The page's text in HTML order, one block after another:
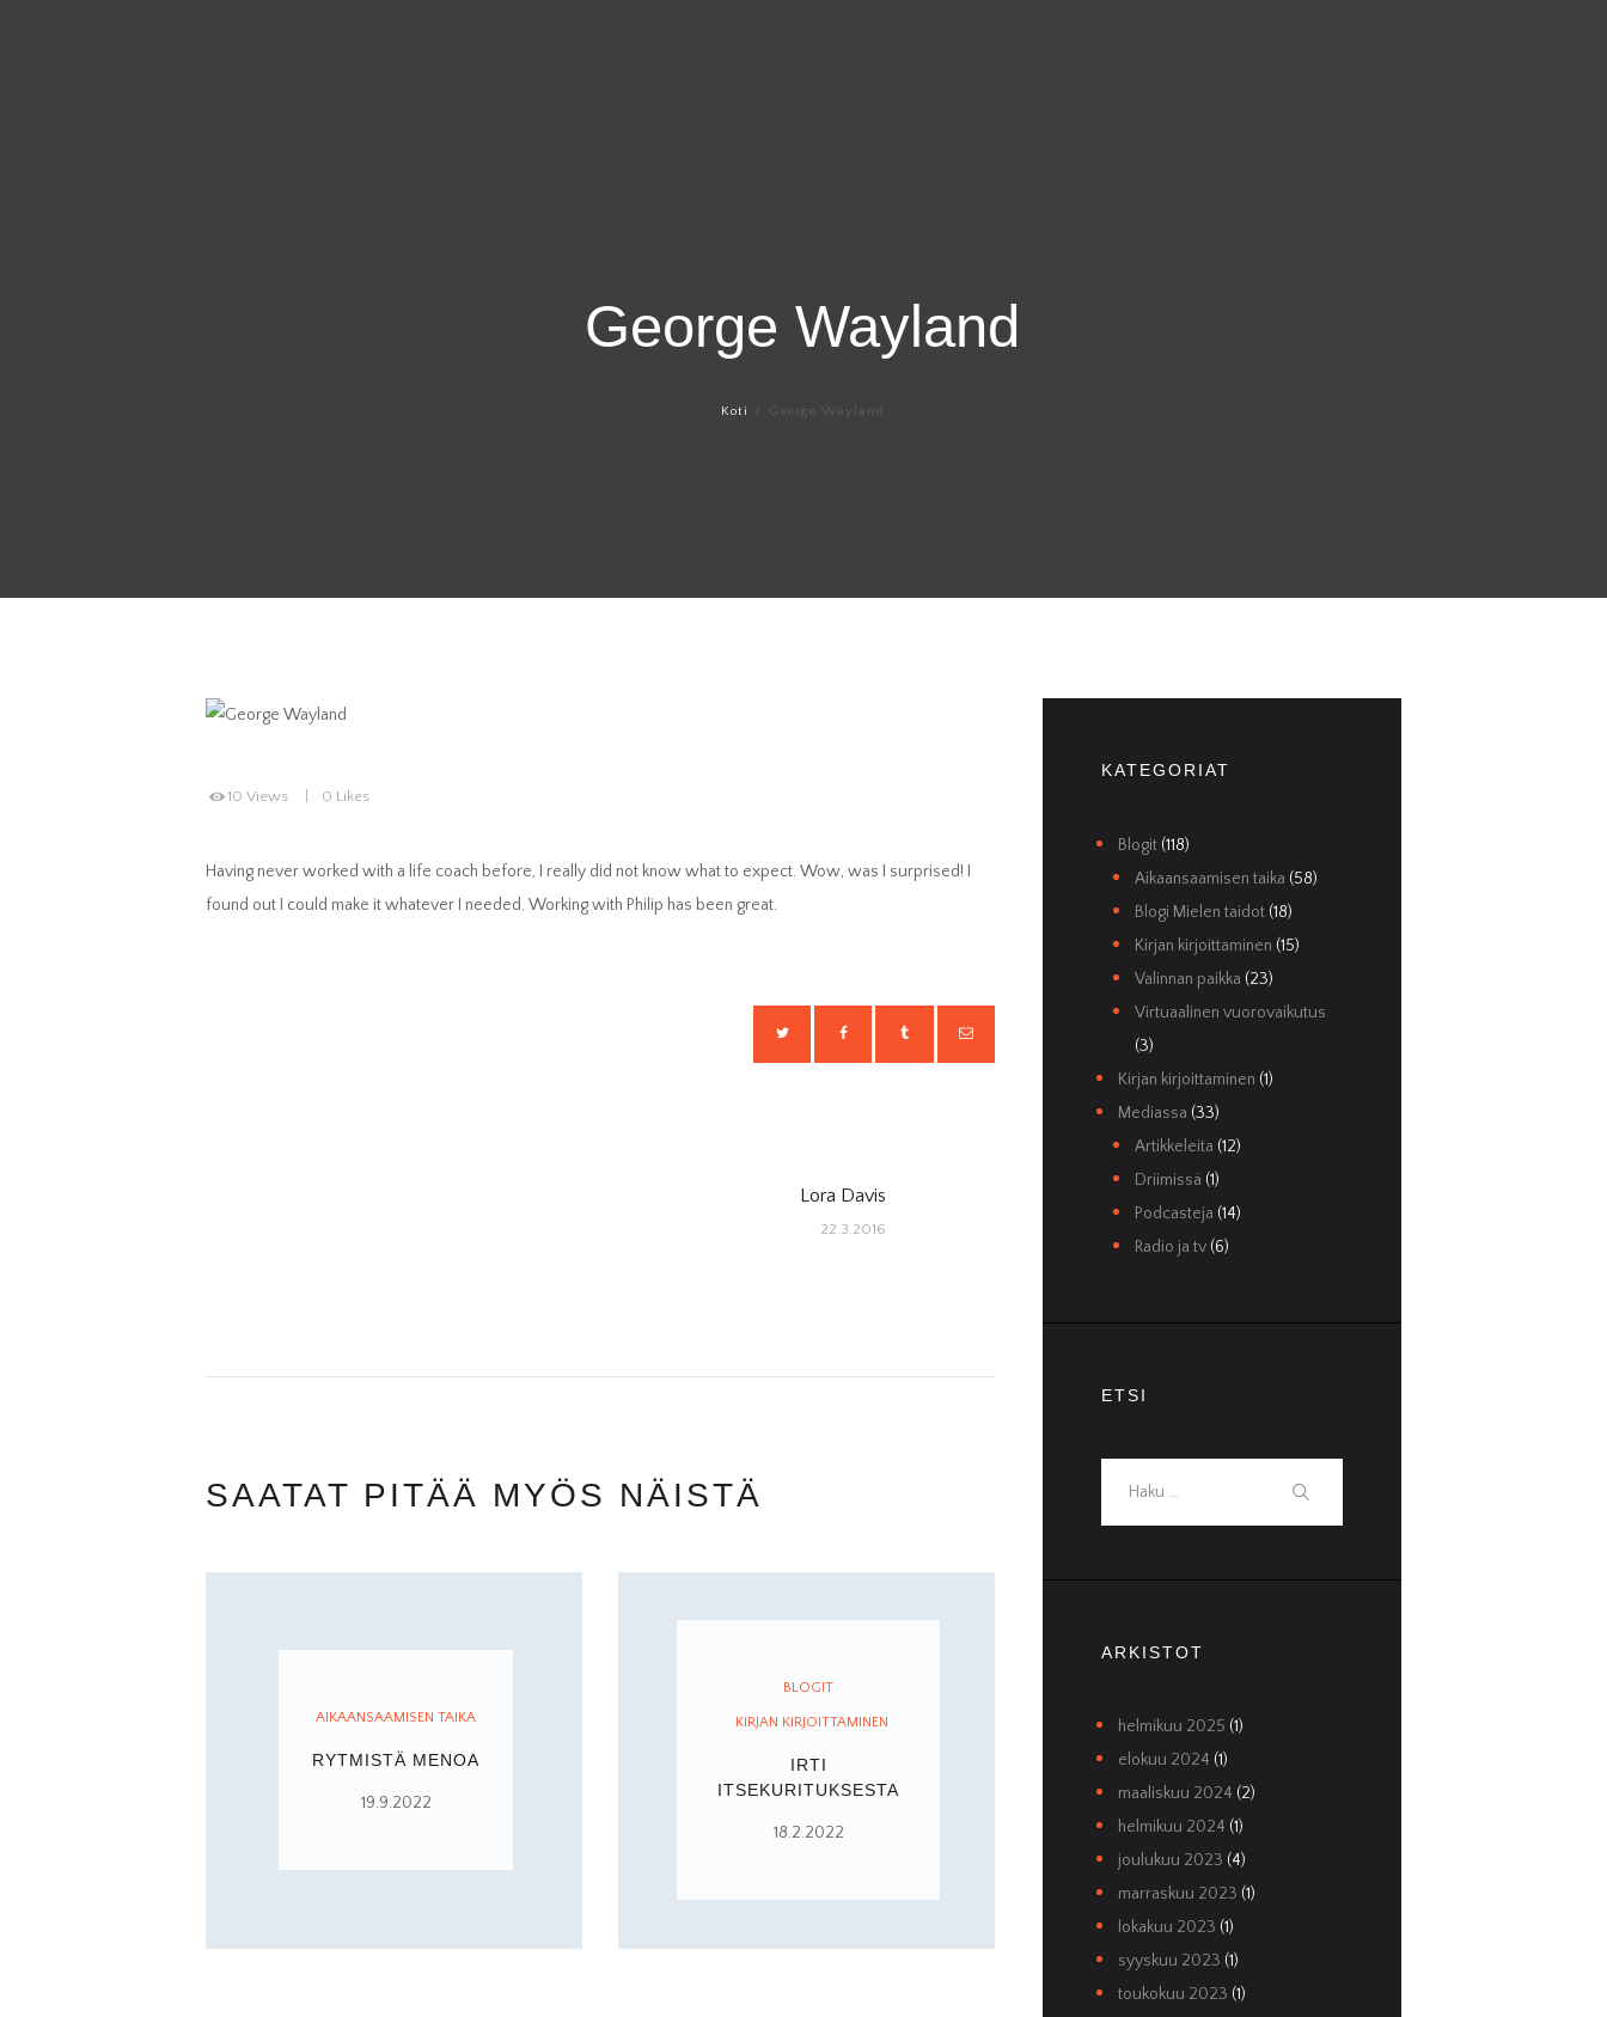
George Wayland
Koti George Wayland
10 Views 0 Likes
Having never worked with a life coach before, I really did not know what to expect. Wow, was I surprised! I
found out I could make it whatever I needed. Working with Philip has been great.
Lora Davis
22.3.2016
SAATAT PITÄÄ MYÖS NÄISTÄ
AIKAANSAAMISEN TAIKA
RYTMISTÄ MENOA
19.9.2022
BLOGIT
KIRJAN KIRJOITTAMINEN
IRTI
ITSEKURITUKSESTA
18.2.2022
KATEGORIAT
Blogit (118)
Aikaansaamisen taika (58)
Blogi Mielen taidot (18)
Kirjan kirjoittaminen (15)
Valinnan paikka (23)
Virtuaalinen vuorovaikutus
(3)
Kirjan kirjoittaminen (1)
Mediassa (33)
Artikkeleita (12)
Driimissä (1)
Podcasteja (14)
Radio ja tv (6)
ETSI
ARKISTOT
helmikuu 2025 (1)
elokuu 2024 (1)
maaliskuu 2024 (2)
helmikuu 2024 (1)
joulukuu 2023 (4)
marraskuu 2023 (1)
lokakuu 2023 (1)
syyskuu 2023 (1)
toukokuu 2023 (1)